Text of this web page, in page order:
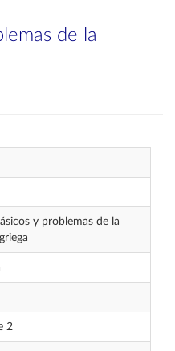
de la
y problemas de la
2